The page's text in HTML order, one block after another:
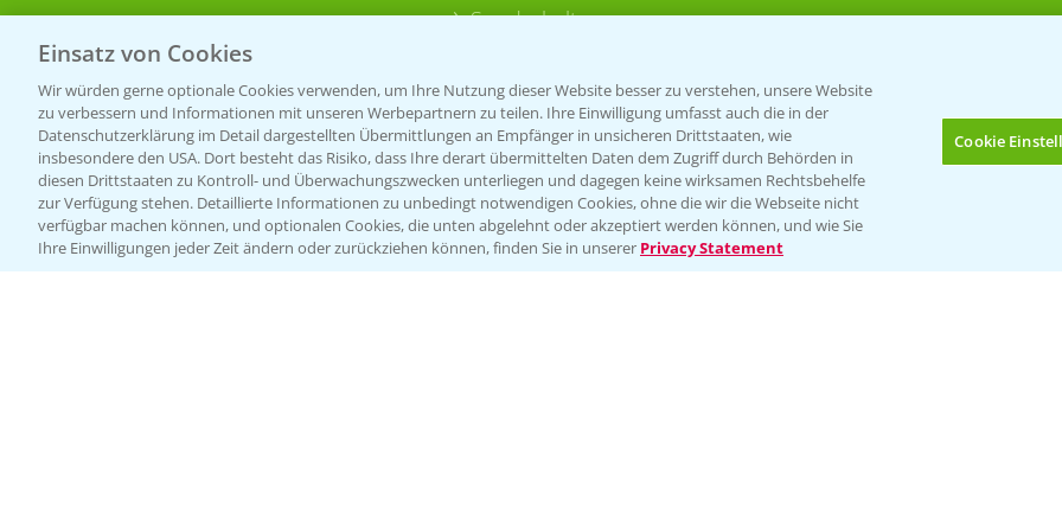
Bis zu 4 Produkte vergleichen:
Sonderkulturen
Folgen Sie uns
Einsatz von Cookies
Wir würden gerne optionale Cookies verwenden, um Ihre Nutzung dieser Website besser zu verstehen, unsere Website
zu verbessern und Informationen mit unseren Werbepartnern zu teilen. Ihre Einwilligung umfasst auch die in der
Datenschutzerklärung im Detail dargestellten Übermittlungen an Empfänger in unsicheren Drittstaaten, wie
insbesondere den USA. Dort besteht das Risiko, dass Ihre derart übermittelten Daten dem Zugriff durch Behörden in
diesen Drittstaaten zu Kontroll- und Überwachungszwecken unterliegen und dagegen keine wirksamen Rechtsbehelfe
zur Verfügung stehen. Detaillierte Informationen zu unbedingt notwendigen Cookies, ohne die wir die Webseite nicht
verfügbar machen können, und optionalen Cookies, die unten abgelehnt oder akzeptiert werden können, und wie Sie
Ihre Einwilligungen jeder Zeit ändern oder zurückziehen können, finden Sie in unserer Privacy Statement
Cookie